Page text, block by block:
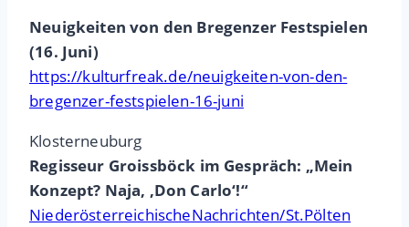
Neuigkeiten von den Bregenzer Festspielen
(16. Juni)
https://kulturfreak.de/neuigkeiten-von-den-
bregenzer-festspielen-16-juni
Klosterneuburg
Regisseur Groissböck im Gespräch: „Mein
Konzept? Naja, ,Don Carlo‘!“
NiederösterreichischeNachrichten/St.Pölten